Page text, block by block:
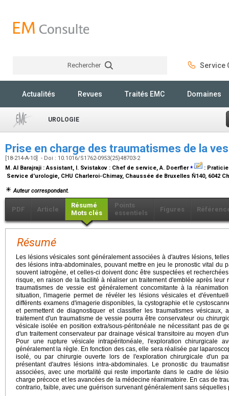
Rechercher Service
Actualités Revues Traités EMC Domaines
UROLOGIE
Prise en charge des traumatismes de la
[18-214-A-10] - Doi : 10.1016/S1762-0953(25)48703-2
M. Al Barajraji :Assistant, I. Svistakov : Chef de service, A. Doerfler⁎ :
Service d'urologie, CHU Charleroi-Chimay, Chaussée de Bruxelles N̊140, 6042
Auteur correspondant.
PDF Article
Résumé
Mots clés
Points
essentiels
Figures
Résumé
Les lésions vésicales sont généralement associées à d'autres lésions,
des lésions intra-abdominales, pouvant mettre en jeu le pronostic vital du
souvent iatrogène, et celles-ci doivent donc être suspectées et
risque, en raison de la facilité à réaliser un traitement d'emblée après leur
traumatismes de vessie est généralement concomitante à la
situation, l'imagerie permet de révéler les lésions vésicales et
différents examens d'imagerie disponibles, la cystographie et le
et permettent de diagnostiquer et classifier les traumatismes
traitement d'un traumatisme de vessie pourra être conservateur ou
vésicale isolée en position extra/sous-péritonéale ne nécessitant pas de
d'un traitement conservateur par drainage vésical transitoire au moyen
Pour une rupture vésicale intrapéritonéale, l'exploration chirurgicale
généralement la règle. En fonction des cas, elle sera réalisée par
isolé, ou par chirurgie ouverte lors de l'exploration chirurgicale d'un
présentant d'autres lésions intra-abdominales. Le pronostic du
associées, avec une mortalité qui reste importante dans le cadre de
charge précoce et les avancées de la médecine réanimatoire. En cas de
contrario, faible, avec une guérison survenant généralement sans séquelles